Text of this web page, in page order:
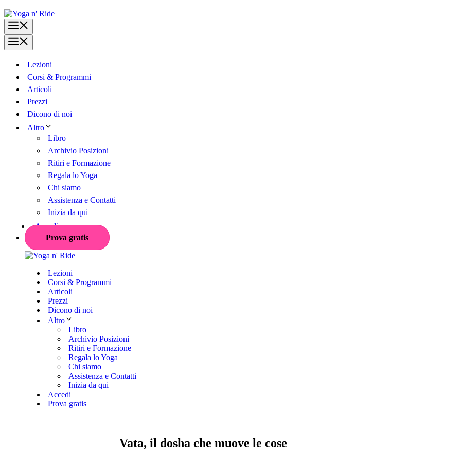
Vai
al
contenuto
Lezioni
Corsi & Programmi
Articoli
Prezzi
Dicono di noi
Altro
Libro
Archivio Posizioni
Ritiri e Formazione
Regala lo Yoga
Chi siamo
Assistenza e Contatti
Inizia da qui
Accedi
Prova gratis
Lezioni
Corsi & Programmi
Articoli
Prezzi
Dicono di noi
Altro
Libro
Archivio Posizioni
Ritiri e Formazione
Regala lo Yoga
Chi siamo
Assistenza e Contatti
Inizia da qui
Accedi
Prova gratis
Vata, il dosha che muove le cose